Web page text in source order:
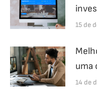
15 de
uma
14 de